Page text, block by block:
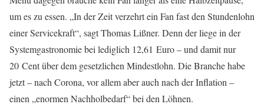
um es zu essen. „In der Zeit verzehrt ein Fan fast den Stundenlohn
einer Servicekraft“, sagt Thomas Lißner. Denn der liege in der
Systemgastronomie bei lediglich 12,61 Euro – und damit nur
20 Cent über dem gesetzlichen Mindestlohn. Die Branche habe
jetzt – nach Corona, vor allem aber auch nach der Inflation –
einen „enormen Nachholbedarf“ bei den Löhnen.